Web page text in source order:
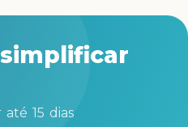
15 dias